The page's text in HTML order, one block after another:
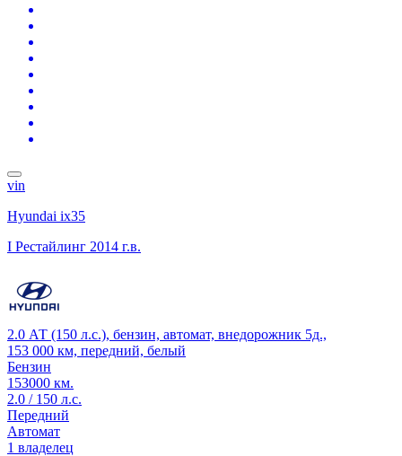
vin
Hyundai ix35
I Рестайлинг 2014 г.в.
2.0 АТ (150 л.с.), бензин, автомат, внедорожник 5д.,
153 000 км, передний, белый
Бензин
153000 км.
2.0 / 150 л.с.
Передний
Автомат
1 владелец